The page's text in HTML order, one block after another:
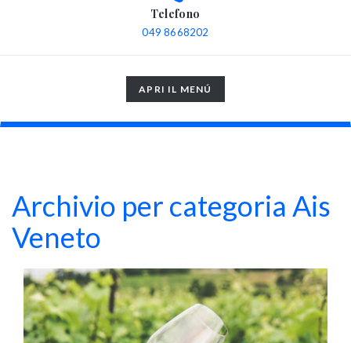
Telefono
049 8668202
TOGGLE
NAVIGATION
APRI IL MENÚ
Archivio per categoria Ais
Veneto